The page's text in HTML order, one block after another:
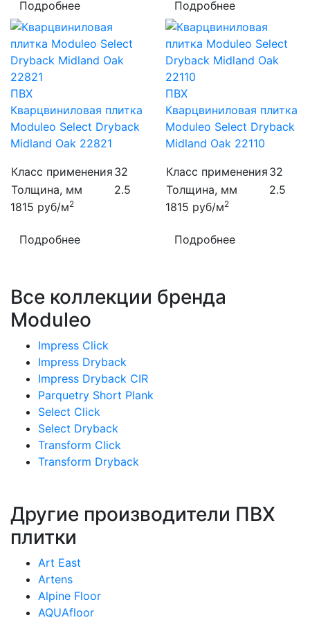
Подробнее Подробнее
ПВХ
Кварцвиниловая плитка
Moduleo Select Dryback
Midland Oak 22821
Класс применения 32
Толщина, мм
2.5
1815 руб/м2
Подробнее
ПВХ
Кварцвиниловая плитка
Moduleo Select Dryback
Midland Oak 22110
Класс применения 32
Толщина, мм
2.5
1815 руб/м2
Подробнее
Все коллекции бренда
Moduleo
Impress Click
Impress Dryback
Impress Dryback CIR
Parquetry Short Plank
Select Click
Select Dryback
Transform Click
Transform Dryback
Другие производители ПВХ
плитки
Art East
Artens
Alpine Floor
AQUAfloor